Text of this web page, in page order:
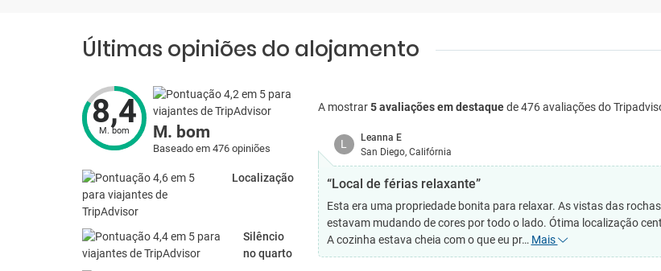
Últimas opiniões do alojamento
8,4
M. bom M. bom
Baseado em 476 opiniões
Localização
Silêncio
no quarto
A mostrar5 avaliações em destaquede 476 avaliações do
L
Leanna E
San Diego, Califórnia
“Local de férias relaxante”
Esta era uma propriedade bonita para relaxar. As vistas das
estavam mudando de cores por todo o lado. Ótima localização
A cozinha estava cheia com o que eu pr… Mais